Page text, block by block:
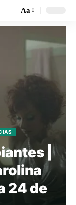
Aa
|
24 de